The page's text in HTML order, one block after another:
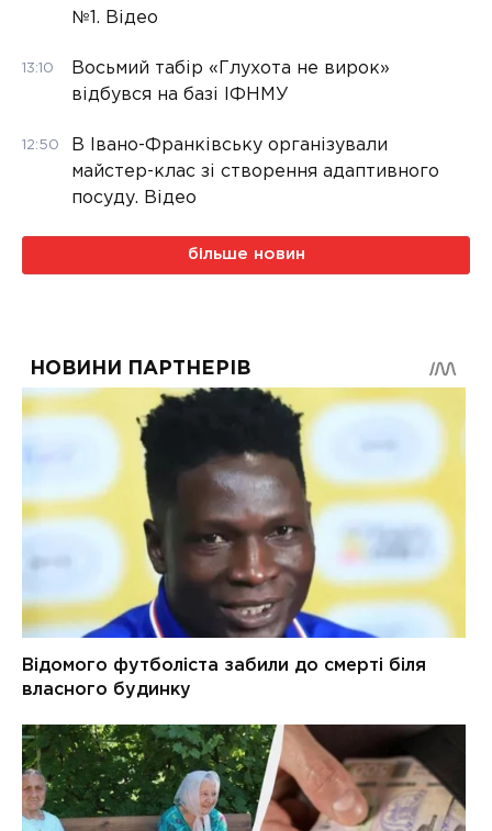
№1. Відео
13:10
Восьмий табір «Глухота не вирок»
відбувся на базі ІФНМУ
12:50
В Івано-Франківську організували
майстер-клас зі створення адаптивного
посуду. Відео
більше новин